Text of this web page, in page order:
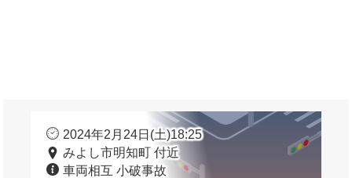
2024年2月24日(土)18:25
みよし市明知町 付近
車両相互 小破事故